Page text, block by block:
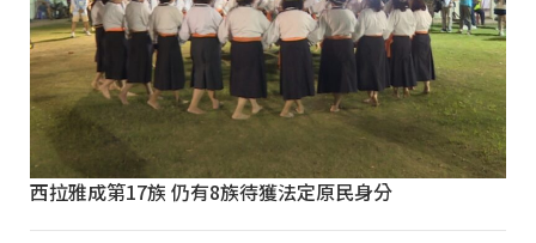
西拉雅成第17族 仍有8族待獲法定原民身分